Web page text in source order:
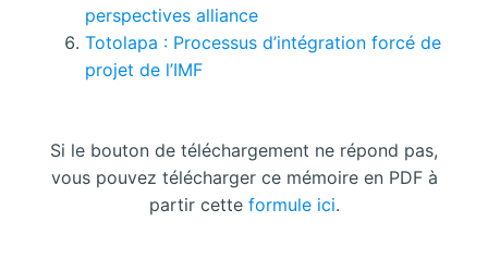
perspectives alliance
Totolapa : Processus d’intégration forcé de
projet de l’IMF
Si le bouton de téléchargement ne répond pas,
vous pouvez télécharger ce mémoire en PDF à
partir cette formule ici.